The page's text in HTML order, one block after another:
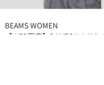
BEAMS WOMEN
【WEB限定】DANTON / ドル